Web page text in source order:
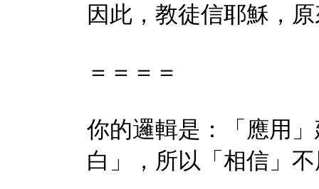
因此，教徒信耶穌，
＝＝＝＝
你的邏輯是：「應用
白」，所以「相信」